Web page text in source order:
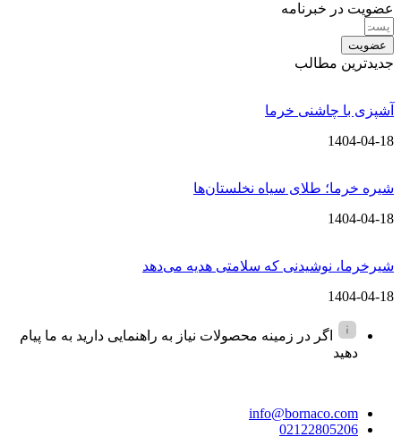
عضویت در خبرنامه
عضویت
جدیدترین مطالب
آشپزی با چاشنی خرما
1404-04-18
شیره خرما؛ طلای سیاه نخلستان‌ها
1404-04-18
شیرخرما، نوشیدنی که سلامتی هدیه می‌دهد
1404-04-18
اگر در زمینه محصولات نیاز به راهنمایی دارید به ما پیام
دهید
info@bornaco.com
02122805206